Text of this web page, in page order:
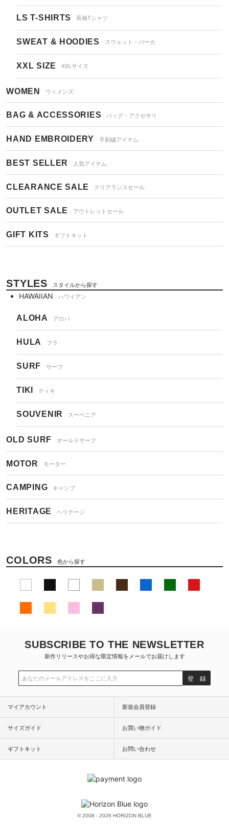
LS T-SHIRTS 長袖Tシャツ
SWEAT & HOODIES スウェット・パーカ
XXL SIZE XXLサイズ
WOMEN ウィメンズ
BAG & ACCESSORIES バッグ・アクセサリ
HAND EMBROIDERY 手刺繍アイテム
BEST SELLER 人気アイテム
CLEARANCE SALE クリアランスセール
OUTLET SALE アウトレットセール
GIFT KITS ギフトキット
STYLES スタイルから探す
HAWAIIAN ハワイアン
ALOHA アロハ
HULA フラ
SURF サーフ
TIKI ティキ
SOUVENIR スーベニア
OLD SURF オールドサーフ
MOTOR モーター
CAMPING キャンプ
HERITAGE ヘリテージ
COLORS 色から探す
SUBSCRIBE TO THE NEWSLETTER
新作リリースやお得な限定情報をメールでお届けします
登 録
マイアカウント 新規会員登録
サイズガイド お買い物ガイド
ギフトキット お問い合わせ
© 2008 - 2026 HORIZON BLUE